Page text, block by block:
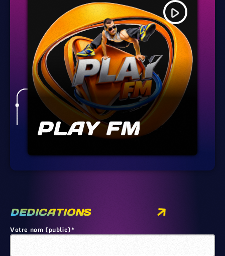
play_arrow
PLAY FM
DEDICATIONS
Votre nom (public)*